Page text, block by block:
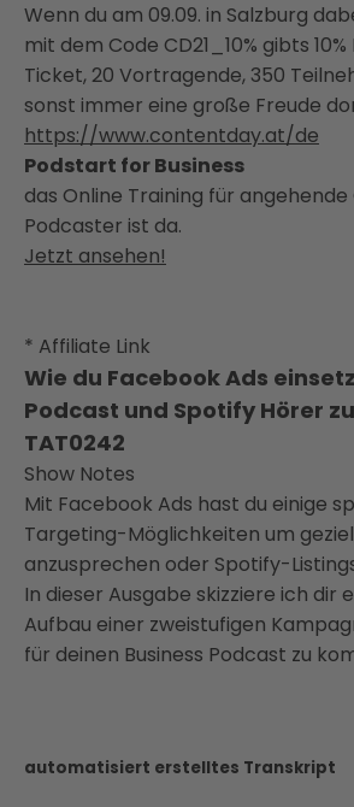
Wenn du am 09.09. in Salzburg
mit dem Code CD21_10% gibts
Ticket, 20 Vortragende, 350
sonst immer eine große Freude
https://www.contentday.at/de
Podstart for Business
das Online Training für
Podcaster ist da.
Jetzt ansehen!
* Affiliate Link
Wie du Facebook Ads
Podcast und Spotify Hörer
TAT0242
Show Notes
Mit Facebook Ads hast du einige
Targeting-Möglichkeiten um
anzusprechen oder Spotify-
In dieser Ausgabe skizziere ich dir
Aufbau einer zweistufigen
für deinen Business Podcast zu
automatisiert erstelltes Transkript